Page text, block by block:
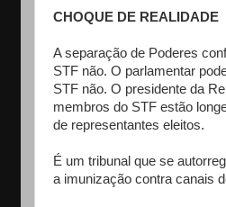
CHOQUE DE REALIDADE
A separação de Poderes
STF não. O parlamentar
STF não. O presidente da
membros do STF estão
de representantes eleitos.
É um tribunal que se
a imunização contra canais